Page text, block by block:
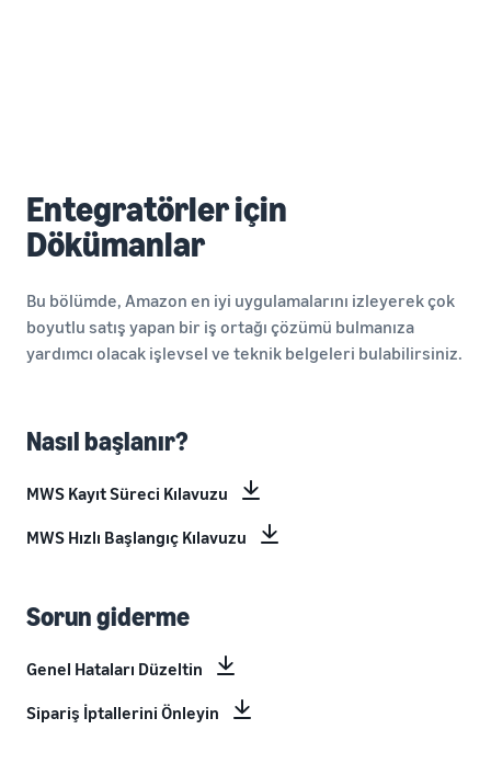
Entegratörler için
Dökümanlar
Bu bölümde, Amazon en iyi uygulamalarını izleyerek çok
boyutlu satış yapan bir iş ortağı çözümü bulmanıza
yardımcı olacak işlevsel ve teknik belgeleri bulabilirsiniz.
Nasıl başlanır?
MWS Kayıt Süreci Kılavuzu
MWS Hızlı Başlangıç Kılavuzu
Sorun giderme
Genel Hataları Düzeltin
Sipariş İptallerini Önleyin